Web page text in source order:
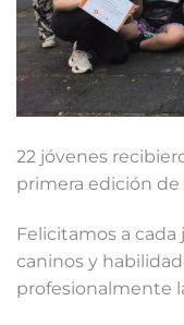
22 jóvenes
primera edición
Felicitamos a
caninos y
profesionalmente